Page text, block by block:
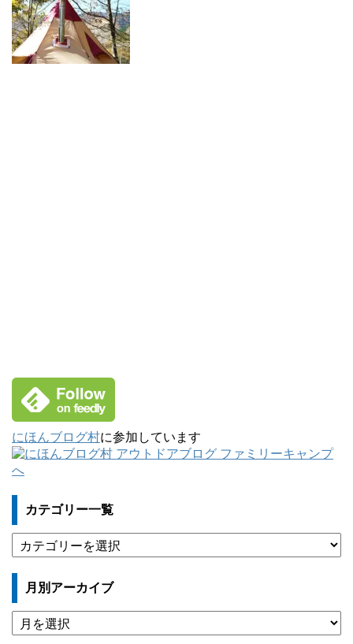
にほんブログ村に参加しています
カテゴリー一覧
テ
ゴ
ー
一
覧
月別アーカイブ
月
別